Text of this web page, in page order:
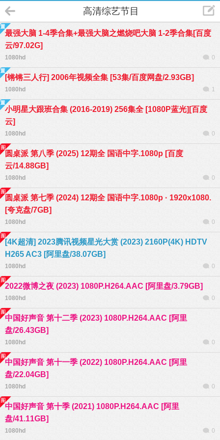
高清综艺节目
最强大脑 1-4季合集+最强大脑之燃烧吧大脑 1-2季合集[百度
云/97.02G]
1080hd 0
[锵锵三人行] 2006年视频全集 [53集/百度网盘/2.93GB]
1080hd 1
小明星大跟班合集 (2016-2019) 256集全 [1080P蓝光][百度
云]
1080hd 0
圆桌派 第八季 (2025) 12期全 国语中字.1080p [百度
云/14.88GB]
1080hd 0
圆桌派 第七季 (2024) 12期全 国语中字.1080p · 1920x1080.
[夸克盘/7GB]
1080hd 0
[4K超清] 2023腾讯视频星光大赏 (2023) 2160P(4K) HDTV
H265 AC3 [阿里盘/38.07GB]
1080hd 0
2022微博之夜 (2023) 1080P.H264.AAC [阿里盘/3.79GB]
1080hd 0
中国好声音 第十二季 (2023) 1080P.H264.AAC [阿里
盘/26.43GB]
1080hd 0
中国好声音 第十一季 (2022) 1080P.H264.AAC [阿里
盘/22.04GB]
1080hd 0
中国好声音 第十季 (2021) 1080P.H264.AAC [阿里
盘/41.11GB]
1080hd 0